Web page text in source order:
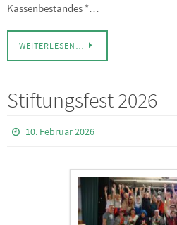
Kassenbestandes *…
WEITERLESEN…
Stiftungsfest 2026
10. Februar 2026